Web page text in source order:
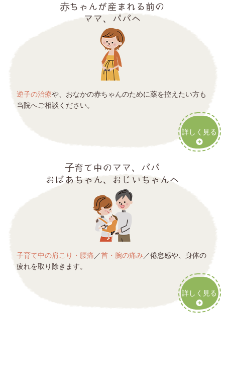
赤ちゃんが産まれる前の
ママ、パパへ
逆子の治療や、おなかの赤ちゃんのために薬を控えたい方も
当院へご相談ください。
詳しく見る
子育て中のママ、パパ
おばあちゃん、おじいちゃんへ
子育て中の肩こり・腰痛 ／首・腕の痛み ／倦怠感や、身体の
疲れを取り除きます。
詳しく見る